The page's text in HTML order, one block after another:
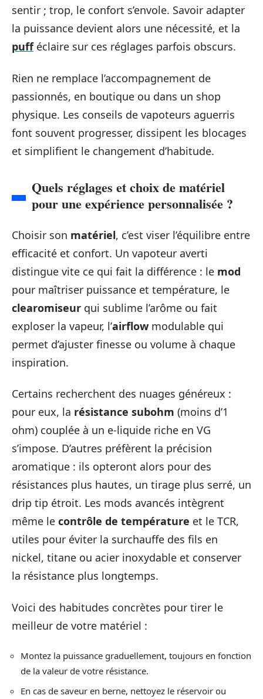
sentir ; trop, le confort s’envole. Savoir adapter
la puissance devient alors une nécessité, et la
pufféclaire sur ces réglages parfois obscurs.
Rien ne remplace l’accompagnement de
passionnés, en boutique ou dans un shop
physique. Les conseils de vapoteurs aguerris
font souvent progresser, dissipent les blocages
et simplifient le changement d’habitude.
Quels réglages et choix de matériel
pour une expérience personnalisée ?
Choisir son matériel, c’est viser l’équilibre entre
efficacité et confort. Un vapoteur averti
distingue vite ce qui fait la différence : le mod
pour maîtriser puissance et température, le
clearomiseur qui sublime l’arôme ou fait
exploser la vapeur, l’airflow modulable qui
permet d’ajuster finesse ou volume à chaque
inspiration.
Certains recherchent des nuages généreux :
pour eux, la résistance subohm (moins d’1
ohm) couplée à un e-liquide riche en VG
s’impose. D’autres préfèrent la précision
aromatique : ils opteront alors pour des
résistances plus hautes, un tirage plus serré, un
drip tip étroit. Les mods avancés intègrent
même le contrôle de température et le TCR,
utiles pour éviter la surchauffe des fils en
nickel, titane ou acier inoxydable et conserver
la résistance plus longtemps.
Voici des habitudes concrètes pour tirer le
meilleur de votre matériel :
Montez la puissance graduellement, toujours en fonction
de la valeur de votre résistance.
En cas de saveur en berne, nettoyez le réservoir ou